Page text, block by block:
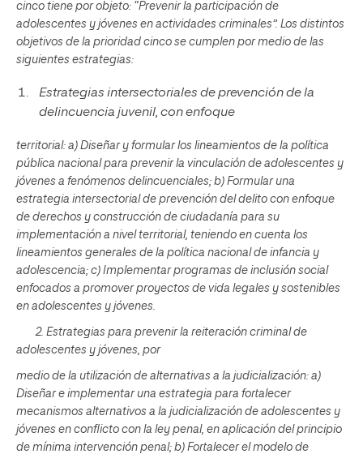
cinco tiene por objeto: “Prevenir la participación de
adolescentes y jóvenes en actividades criminales”. Los distintos
objetivos de la prioridad cinco se cumplen por medio de las
siguientes estrategias:
Estrategias intersectoriales de prevención de la
delincuencia juvenil, con enfoque
territorial: a) Diseñar y formular los lineamientos de la política
pública nacional para prevenir la vinculación de adolescentes y
jóvenes a fenómenos delincuenciales; b) Formular una
estrategia intersectorial de prevención del delito con enfoque
de derechos y construcción de ciudadanía para su
implementación a nivel territorial, teniendo en cuenta los
lineamientos generales de la política nacional de infancia y
adolescencia; c) Implementar programas de inclusión social
enfocados a promover proyectos de vida legales y sostenibles
en adolescentes y jóvenes.
2. Estrategias para prevenir la reiteración criminal de
adolescentes y jóvenes, por
medio de la utilización de alternativas a la judicialización: a)
Diseñar e implementar una estrategia para fortalecer
mecanismos alternativos a la judicialización de adolescentes y
jóvenes en conflicto con la ley penal, en aplicación del principio
de mínima intervención penal; b) Fortalecer el modelo de